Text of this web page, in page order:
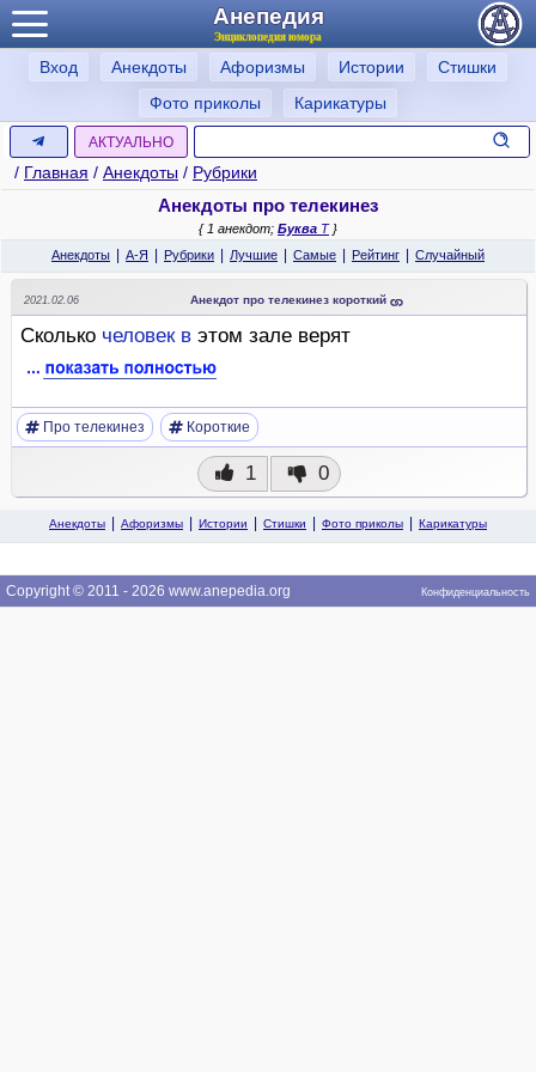
Анепедия
Энциклопедия юмора
Вход Анекдоты Афоризмы Истории
Стишки
Фото приколы
Карикатуры
АКТУАЛЬНО
/ Главная / Анекдоты / Рубрики
Анекдоты про телекинез
{ 1 анекдот; Буква Т}
Анекдоты
А-Я Рубрики Лучшие Самые Рейтинг Случайный
2021.02.06 Анекдот про телекинез короткий
Сколько человек в этом зале верят
Про телекинез Короткие
1 0
Анекдоты Афоризмы Истории Стишки Фото приколы Карикатуры
Copyright © 2011 - 2026 www.anepedia.org Конфиденциальность